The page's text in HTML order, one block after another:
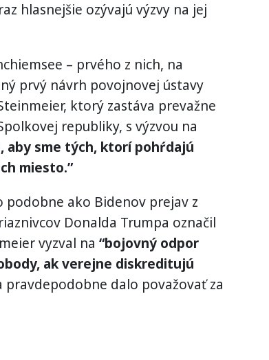
hlasnejšie ozývajú výzvy na jej
– prvého z nich, na
prvý návrh povojnovej ústavy
ktorý zastáva prevažne
republiky, s výzvou na
aby sme tých, ktorí pohŕdajú
miesto.”
podobne ako Bidenov prejav z
Donalda Trumpa označil
vyzval na “bojovný odpor
ak verejne diskreditujú
pravdepodobne dalo považovať za